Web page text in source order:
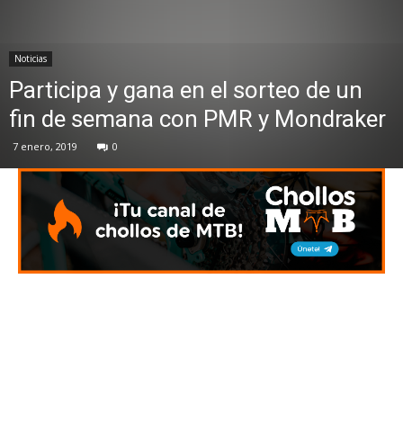
Noticias
Participa y gana en el sorteo de un
fin de semana con PMR y Mondraker
7 enero, 2019 0